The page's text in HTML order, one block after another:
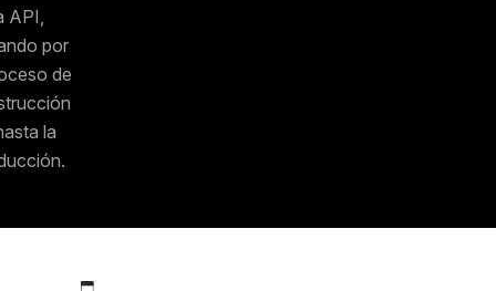
API,
por
de
la